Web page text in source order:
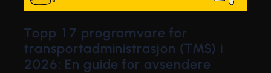
Topp 17 programvare for
transportadministrasjon (TMS) i
2026: En guide for avsendere